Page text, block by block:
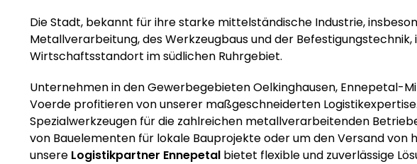
Die Stadt, bekannt für ihre starke mittelständische Industrie,
Metallverarbeitung, des Werkzeugbaus und der
Wirtschaftsstandort im südlichen Ruhrgebiet.
Unternehmen in den Gewerbegebieten Oelkinghausen, Ennepetal-
Voerde profitieren von unserer maßgeschneiderten
Spezialwerkzeugen für die zahlreichen metallverarbeitenden
von Bauelementen für lokale Bauprojekte oder um den Versand von
unsere Logistikpartner Ennepetal bietet flexible und zuverlässige